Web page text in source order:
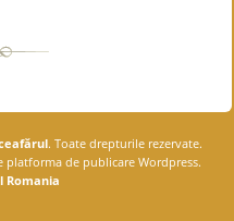
. Toate drepturile rezervate.
platforma de publicare Wordpress.
Romania